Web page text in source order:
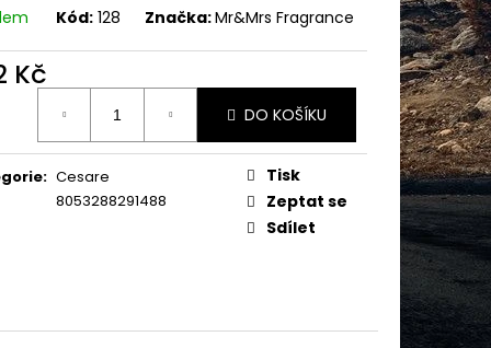
Kód: 128 Značka:Mr&Mrs Fragrance
Kč
DO KOŠÍKU
: Cesare
8053288291488
Tisk
Zeptat se
Sdílet